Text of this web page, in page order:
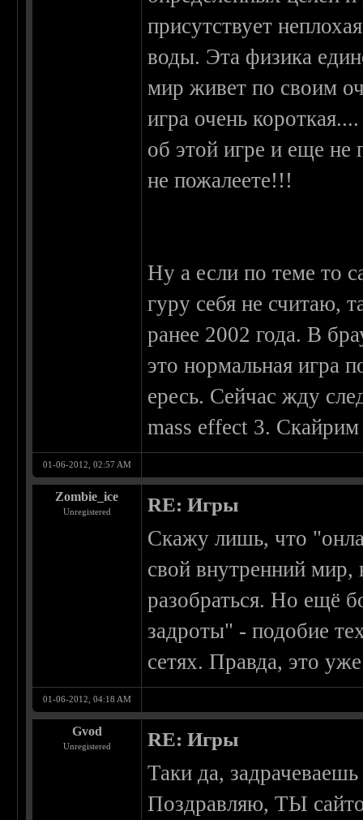
присутствует
воды. Эта физика
мир живет по своим
игра очень
об этой игре и еще не
не пожалеете!!!
Ну а если по теме то
гуру себя не считаю,
ранее 2002 года. В
это нормальная игра
ересь. Сейчас жду
mass effect 3. Скайрим
01-06-2012, 02:57 AM
Zombie_ice
Unregistered RE: Игры
Скажу лишь, что
свой внутренний
разобраться. Но ещё
задроты" - подобие
сетях. Правда, это
01-06-2012, 04:18 AM
Gvod
Unregistered RE: Игры
Таки да,
Поздравляю, ТЫ